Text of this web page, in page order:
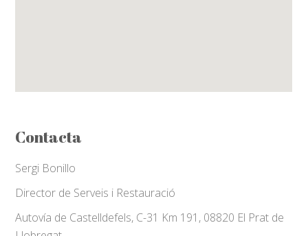
Contacta
Sergi Bonillo
Director de Serveis i Restauració
Autovía de Castelldefels, C-31 Km 191, 08820 El Prat de